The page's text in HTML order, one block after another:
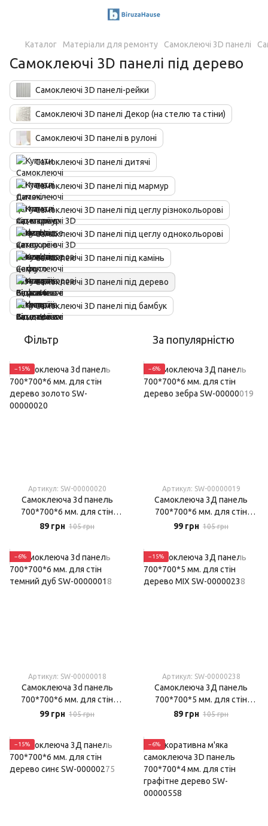
Каталог Матеріали для ремонту Самоклеючі 3D панелі
Самоклеючі 3D панелі під дерево
Самоклеючі 3D панелі-рейки
Самоклеючі 3D панелі Декор (на стелю та стіни)
Самоклеючі 3D панелі в рулоні
Самоклеючі 3D панелі дитячі
Самоклеючі 3D панелі під мармур
Самоклеючі 3D панелі під цеглу різнокольорові
Самоклеючі 3D панелі під цеглу однокольорові
Самоклеючі 3D панелі під камінь
Самоклеючі 3D панелі під дерево
Самоклеючі 3D панелі під бамбук
Фільтр За популярністю
−15%
Артикул: SW-00000020
Самоклеюча 3d панель
700*700*6 мм. для стін
дерево золото
89 грн 105 грн
−6%
Артикул: SW-00000019
Самоклеюча 3Д панель
700*700*6 мм. для стін
дерево зебра
99 грн 105 грн
−6%
Артикул: SW-00000018
Самоклеюча 3d панель
700*700*6 мм. для стін
темний дуб
99 грн 105 грн
−15%
Артикул: SW-00000238
Самоклеюча 3Д панель
700*700*5 мм. для стін
дерево MIX
89 грн 105 грн
−15% −6%